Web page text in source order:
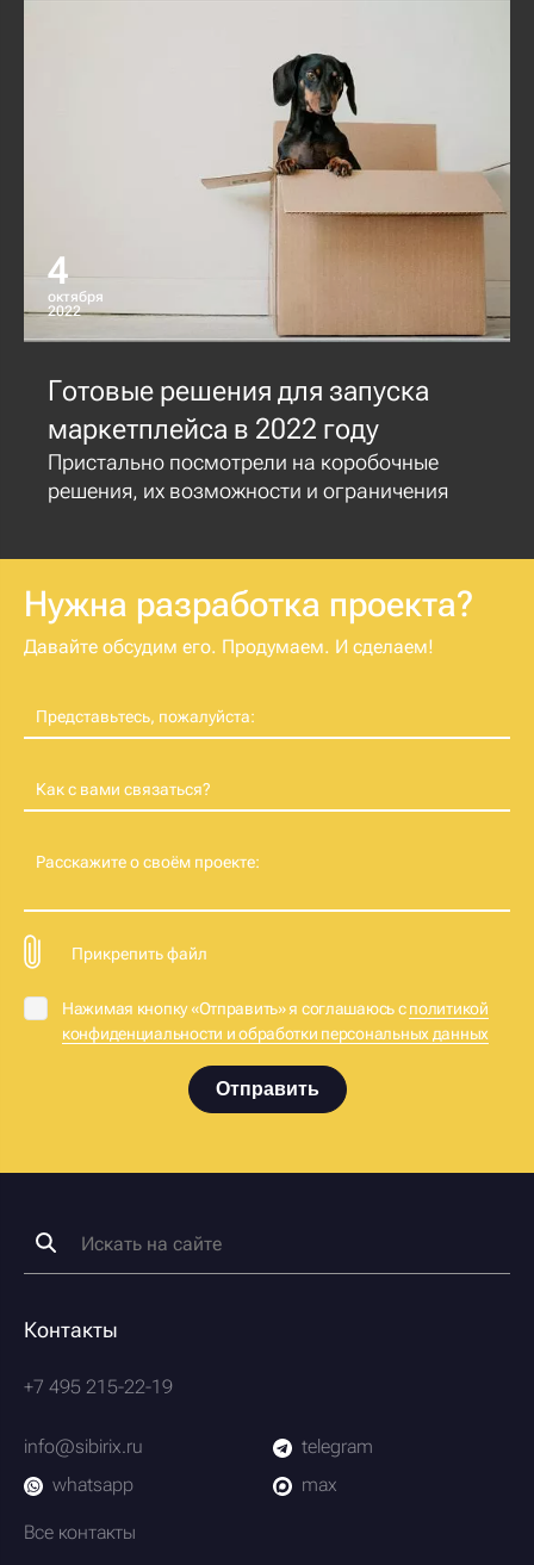
4
октября
2022
Готовые решения для запуска
маркетплейса в 2022 году
Пристально посмотрели на коробочные
решения, их возможности и ограничения
Нужна разработка проекта?
Давайте обсудим его. Продумаем. И сделаем!
Представьтесь, пожалуйста:
Как с вами связаться?
Расскажите о своём проекте:
Прикрепить файл
Нажимая кнопку «Отправить» я соглашаюсь сполитикой
конфиденциальности и обработки персональных данных
Отправить
Контакты
+7 495 215-22-19
info@sibirix.ru
telegram
whatsapp
max
Все контакты